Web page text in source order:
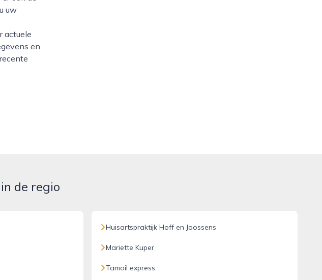
uw
actuele
en
de regio
Huisartspraktijk Hoff en Joossens
Mariette Kuper
Tamoil express